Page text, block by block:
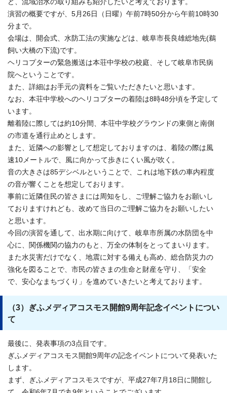
ど、流域治水の取り組みも紹介したいと考えております。
演習の概要ですが、5月26日（日曜）午前7時50分から午前10時30
分まで。
会場は、開会式、水防工法の実施などは、岐阜市長良雄総地先(鵜
飼い大橋の下流)です。
ヘリコプターの緊急搬送は本荘中学校の校庭、そして岐阜市民病
院へということです。
また、詳細はお手元の資料をご覧いただきたいと思います。
なお、本荘中学校へのヘリコプターの着陸は8時48分頃を予定して
います。
離着陸に際しては約10分間、本荘中学校グラウンドの東側と南側
の市道を通行止めとします。
また、近隣への影響として想定しておりますのは、着陸の際は風
速10メートルで、風に向かって歩きにくい風が吹く。
音の大きさは85デシベルということで、これは地下鉄の車内程度
の音が響くことを想定しております。
事前に近隣住民の皆さまには周知をし、ご理解ご協力をお願いし
ておりますけれども、改めて当日のご理解ご協力をお願いしたい
と思います。
今回の演習を通して、出水期に向けて、岐阜市所属の水防団を中
心に、関係機関の協力のもと、万全の体制をとってまいります。
また水災害だけでなく、地震に対する備えも高め、総合防災力の
強化を図ることで、市民の皆さまの生命と財産を守り、「安全
で、安心なまちづくり」を進めていきたいと考えております。
（3）ぎふメディアコスモス開館9周年記念イベントについ
て
最後に、発表事項の3点目です。
ぎふメディアコスモス開館9周年の記念イベントについて発表いた
します。
まず、ぎふメディアコスモスですが、平成27年7月18日に開館し